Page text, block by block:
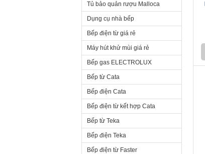
Tủ bảo quản rượu Malloca
Dụng cụ nhà bếp
Bếp điện từ giá rẻ
Máy hút khử mùi giá rẻ
Bếp gas ELECTROLUX
Bếp từ Cata
Bếp điện Cata
Bếp điện từ kết hợp Cata
Bếp từ Teka
Bếp điện Teka
Bếp điện từ Faster